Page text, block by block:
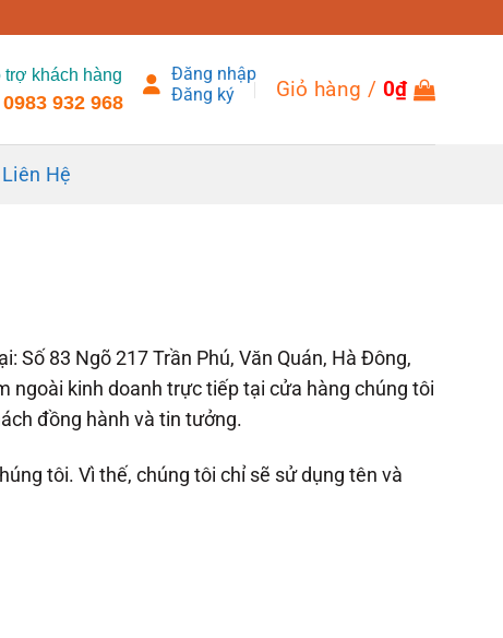
trợ khách hàng
0983 932 968
Đăng nhập
Đăng ký
Giỏ hàng / 0₫
Liên Hệ
Số 83 Ngõ 217 Trần Phú, Văn Quán, Hà Đông,
ngoài kinh doanh trực tiếp tại cửa hàng chúng tôi
đồng hành và tin tưởng.
tôi. Vì thế, chúng tôi chỉ sẽ sử dụng tên và